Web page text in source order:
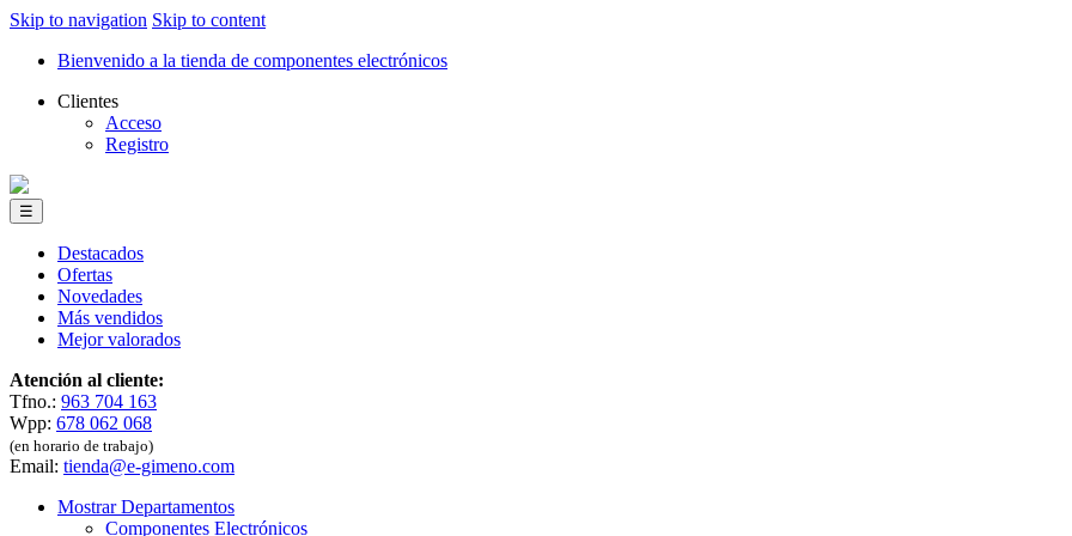
Skip to navigation Skip to content
Bienvenido a la tienda de componentes electrónicos
Clientes
Acceso
Registro
☰
Destacados
Ofertas
Novedades
Más vendidos
Mejor valorados
Atención al cliente:
Tfno.: 963 704 163
Wpp: 678 062 068
(en horario de trabajo)
Email: tienda@e-gimeno.com
Mostrar Departamentos
Componentes Electrónicos